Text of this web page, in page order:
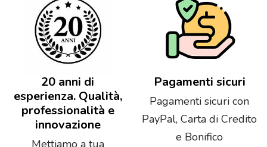
20 anni di
esperienza. Qualità,
professionalità e
innovazione
Mettiamo a tua
Pagamenti sicuri
Pagamenti sicuri con
PayPal, Carta di Credito
e Bonifico